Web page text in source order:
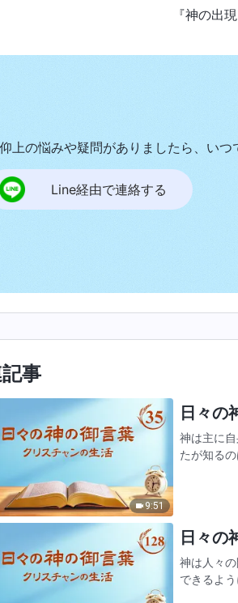
『神の出
上の悩みや疑問がありましたら、いつ
Line経由で連絡する
事
9:51
日々の
神は主に
たが知る
日々の
神は人々
できるよ